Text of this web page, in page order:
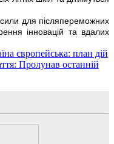
для післяпереможних
інновацій та вдалих
європейська: план дій
Пролунав останній